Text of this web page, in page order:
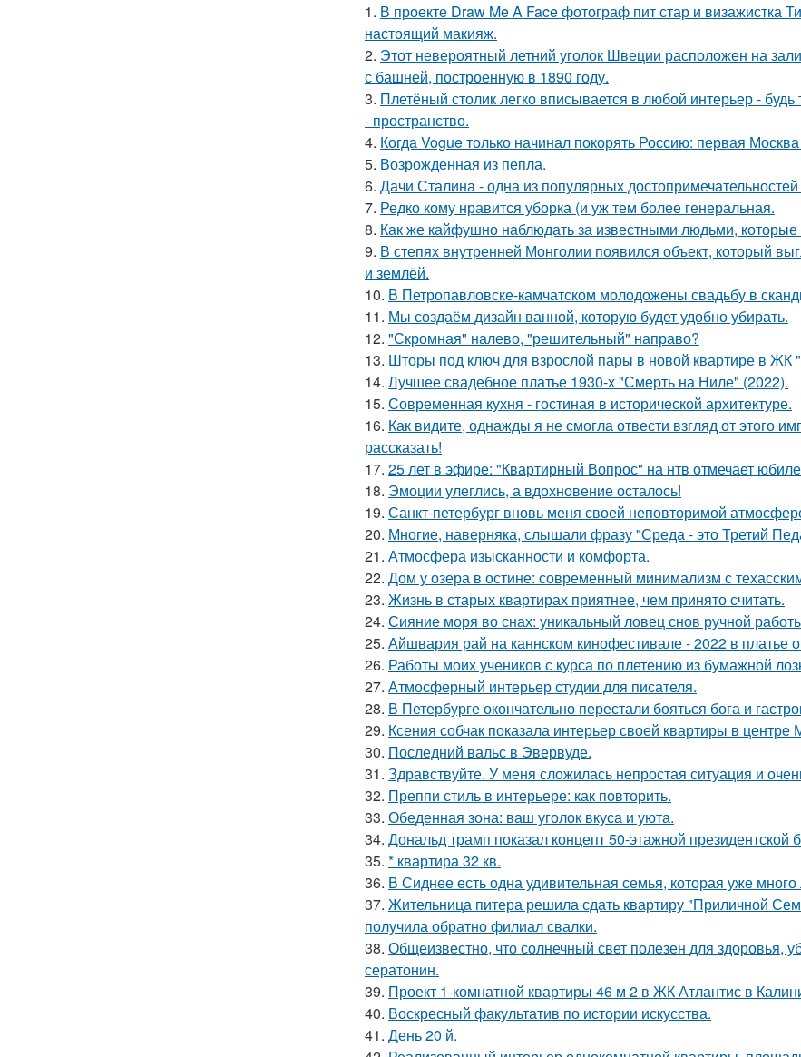
1. В проекте Draw Me A Face фотограф пит стар и визажистка
настоящий макияж.
2. Этот невероятный летний уголок Швеции расположен на
с башней, построенную в 1890 году.
3. Плетёный столик легко вписывается в любой интерьер -
- пространство.
4. Когда Vogue только начинал покорять Россию: первая
5. Возрожденная из пепла.
6. Дачи Сталина - одна из популярных
7. Редко кому нравится уборка (и уж тем более генеральная.
8. Как же кайфушно наблюдать за известными людьми, которые
9. В степях внутренней Монголии появился объект, который
и землёй.
10. В Петропавловске-камчатском молодожены свадьбу в
11. Мы создаём дизайн ванной, которую будет удобно убирать.
12. "Скромная" налево, "решительный" направо?
13. Шторы под ключ для взрослой пары в новой квартире в ЖК
14. Лучшее свадебное платье 1930-х "Смерть на Ниле" (2022).
15. Современная кухня - гостиная в исторической архитектуре.
16. Как видите, однажды я не смогла отвести взгляд от этого
рассказать!
17. 25 лет в эфире: "Квартирный Вопрос" на нтв отмечает
18. Эмоции улеглись, а вдохновение осталось!
19. Санкт-петербург вновь меня своей неповторимой
20. Многие, наверняка, слышали фразу "Среда - это Третий
21. Атмосфера изысканности и комфорта.
22. Дом у озера в остине: современный минимализм с
23. Жизнь в старых квартирах приятнее, чем принято считать.
24. Сияние моря во снах: уникальный ловец снов ручной
25. Айшвария рай на каннском кинофестивале - 2022 в платье
26. Работы моих учеников с курса по плетению из бумажной
27. Атмосферный интерьер студии для писателя.
28. В Петербурге окончательно перестали бояться бога и
29. Ксения собчак показала интерьер своей квартиры в центре
30. Последний вальс в Эвервуде.
31. Здравствуйте. У меня сложилась непростая ситуация и
32. Преппи стиль в интерьере: как повторить.
33. Обеденная зона: ваш уголок вкуса и уюта.
34. Дональд трамп показал концепт 50-этажной президентской
35. * квартира 32 кв.
36. В Сиднее есть одна удивительная семья, которая уже
37. Жительница питера решила сдать квартиру "Приличной
получила обратно филиал свалки.
38. Общеизвестно, что солнечный свет полезен для здоровья,
сератонин.
39. Проект 1-комнатной квартиры 46 м 2 в ЖК Атлантис в
40. Воскресный факультатив по истории искусства.
41. День 20 й.